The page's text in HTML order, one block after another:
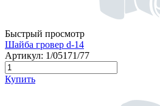
Быстрый просмотр
Шайба гровер d-14
Артикул: 1/05171/77
Купить